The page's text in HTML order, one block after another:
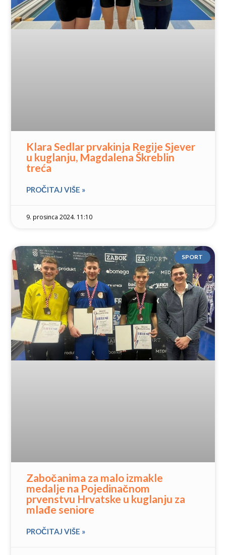
Klara Sedlar prvakinja Regije Sjever
u kuglanju, Magdalena Škreblin
treća
PROČITAJ VIŠE »
9. prosinca 2024. 11:10
SPORT
Zabočanima za malo izmakle
medalje na Pojedinačnom
prvenstvu Hrvatske u kuglanju za
mlađe seniore
PROČITAJ VIŠE »